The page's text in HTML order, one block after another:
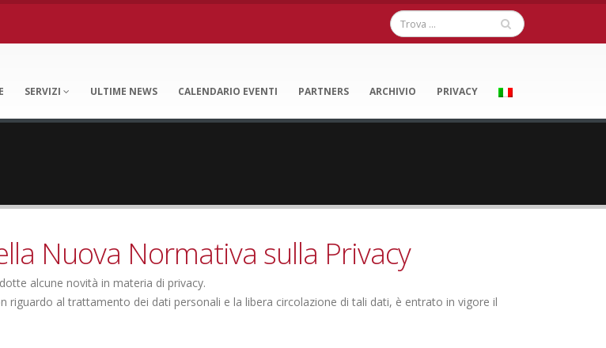
SERVIZI ULTIME NEWS CALENDARIO EVENTI PARTNERS ARCHIVIO PRIVACY
Nuova Normativa sulla Privacy
alcune novità in materia di privacy.
al trattamento dei dati personali e la libera circolazione di tali dati, è entrato in vigore il